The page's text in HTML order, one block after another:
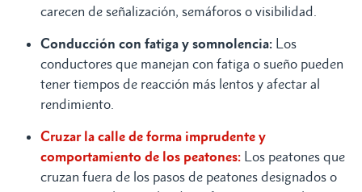
carecen de señalización, semáforos o visibilidad.
Conducción con fatiga y somnolencia: Los
conductores que manejan con fatiga o sueño pueden
tener tiempos de reacción más lentos y afectar al
rendimiento.
Cruzar la calle de forma imprudente y
comportamiento de los peatones: Los peatones que
cruzan fuera de los pasos de peatones designados o